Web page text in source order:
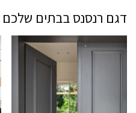
דגם רנסנס בבתים שלכם